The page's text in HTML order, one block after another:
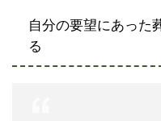
自分の要望にあった
る